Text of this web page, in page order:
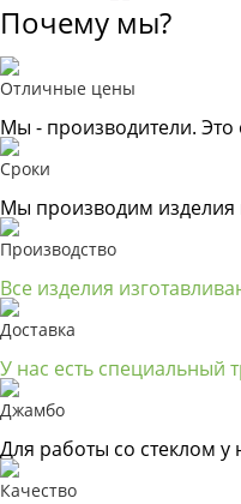
Почему мы?
Отличные цены
Мы - производители.
Сроки
Мы производим изделия
Производство
Все изделия
Доставка
У нас есть специальный
Джамбо
Для работы со стеклом у
Качество